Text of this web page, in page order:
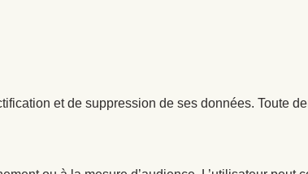
et de suppression de ses données. Toute